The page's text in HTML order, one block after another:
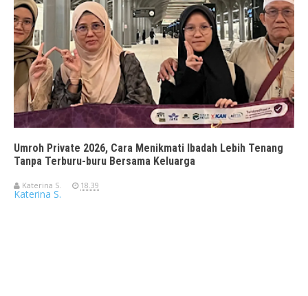
Umroh Private 2026, Cara Menikmati Ibadah Lebih Tenang
Tanpa Terburu-buru Bersama Keluarga
Katerina S. 18.39
Katerina S.